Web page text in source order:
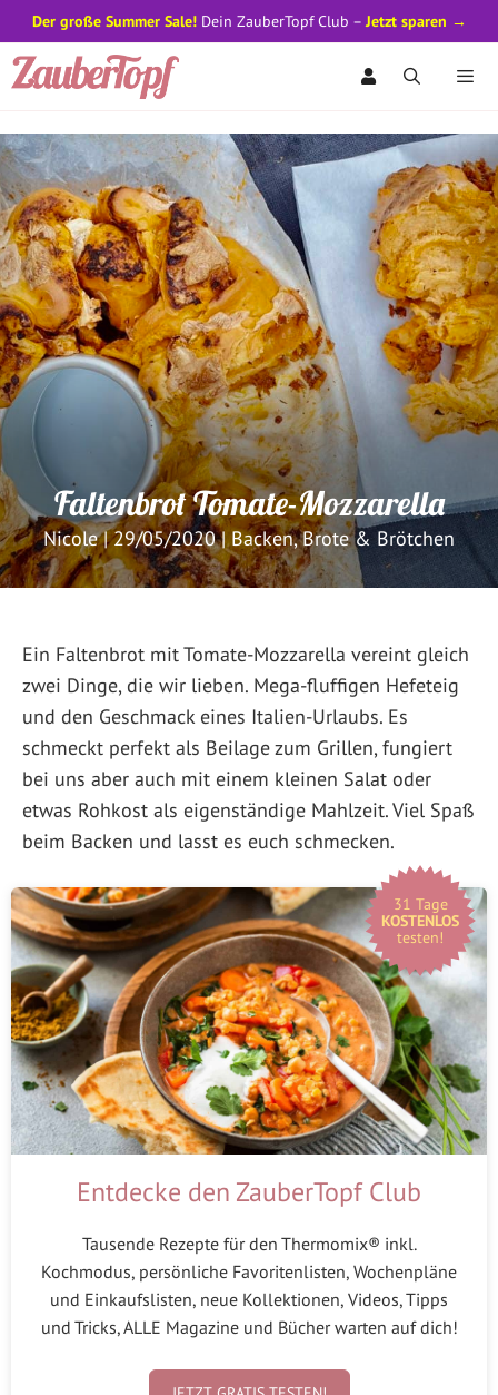
Zum
Inhalt
Faltenbrot Tomate-Mozzarella
Nicole|29/05/2020|Backen,Brote & Brötchen
Ein Faltenbrot mit Tomate-Mozzarella vereint gleich
zwei Dinge, die wir lieben. Mega-fluffigen Hefeteig
und den Geschmack eines Italien-Urlaubs. Es
schmeckt perfekt als Beilage zum Grillen, fungiert
bei uns aber auch mit einem kleinen Salat oder
etwas Rohkost als eigenständige Mahlzeit. Viel Spaß
beim Backen und lasst es euch schmecken.
31 Tage
KOSTENLOS
testen!
Entdecke den ZauberTopf Club
Tausende Rezepte für den Thermomix® inkl.
Kochmodus, persönliche Favoritenlisten, Wochenpläne
und Einkaufslisten, neue Kollektionen, Videos, Tipps
und Tricks, ALLE Magazine und Bücher warten auf dich!
Der große Summer Sale!Dein ZauberTopf Club –Jetzt sparen →